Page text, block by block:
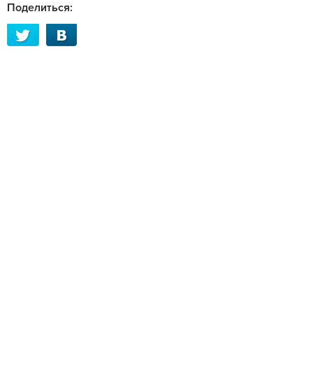
Поделиться: